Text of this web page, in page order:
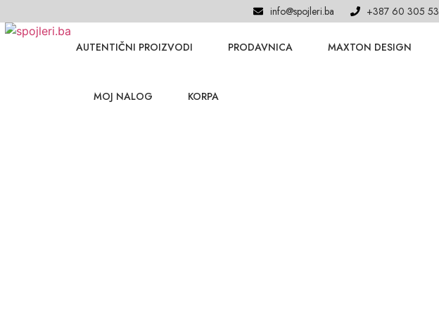
info@spojleri.ba +387 60 305 53
AUTENTIČNI PROIZVODI PRODAVNICA MAXTON DESIGN
MOJ NALOG KORPA